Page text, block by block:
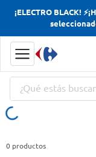
¡ELECTRO BLACK!
¿Qué estás buscando
0 productos
Términos
Yerba
Términos
Yerba
Cerveza
Doves
Jabon Tocador